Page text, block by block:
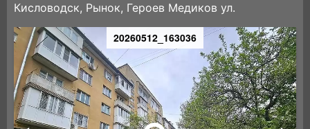
Кисловодск, Рынок, Героев Медиков ул.
20260512_163036